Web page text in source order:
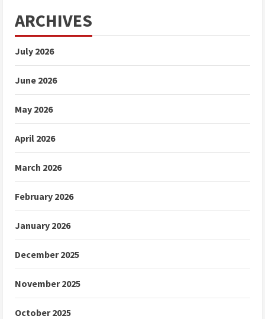
ARCHIVES
July 2026
June 2026
May 2026
April 2026
March 2026
February 2026
January 2026
December 2025
November 2025
October 2025